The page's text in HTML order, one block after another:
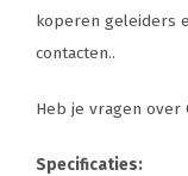
koperen geleiders
contacten..
Heb je vragen over
Specificaties: